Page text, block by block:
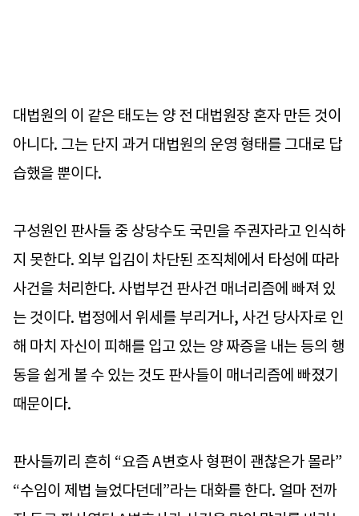
대법원의 이 같은 태도는 양 전 대법원장 혼자 만든 것이
아니다. 그는 단지 과거 대법원의 운영 형태를 그대로 답
습했을 뿐이다.
구성원인 판사들 중 상당수도 국민을 주권자라고 인식하
지 못한다. 외부 입김이 차단된 조직체에서 타성에 따라
사건을 처리한다. 사법부건 판사건 매너리즘에 빠져 있
는 것이다. 법정에서 위세를 부리거나, 사건 당사자로 인
해 마치 자신이 피해를 입고 있는 양 짜증을 내는 등의 행
동을 쉽게 볼 수 있는 것도 판사들이 매너리즘에 빠졌기
때문이다.
판사들끼리 흔히 “요즘 A변호사 형편이 괜찮은가 몰라”
“수임이 제법 늘었다던데”라는 대화를 한다. 얼마 전까